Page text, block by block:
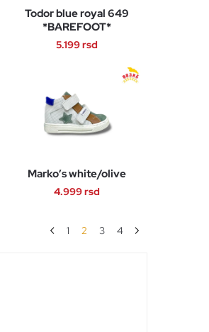
biti
Todor blue royal 649
*BAREFOOT*
5.199rsd
ima
više
varijanti.
mogu
biti
na
Marko’s white/olive
4.999rsd
proizvod
1 2 3 4